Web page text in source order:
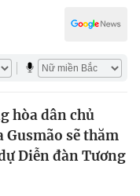
hòa dân chủ
sẽ thăm
Diễn đàn Tương